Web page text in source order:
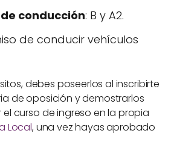
conducción: B y A2.
de conducir vehículos
debes poseerlos al inscribirte
de oposición y demostrarlos
curso de ingreso en la propia
Local, una vez hayas aprobado